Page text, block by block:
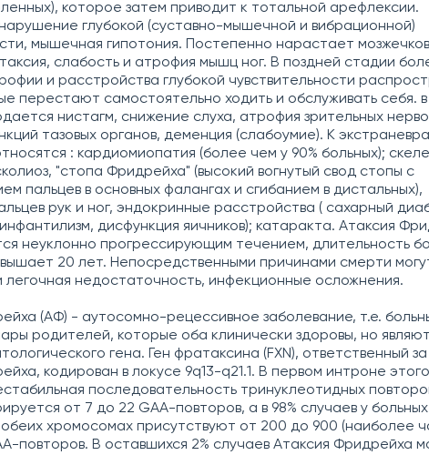
которое затем приводит к тотальной арефлексии.
глубокой (суставно-мышечной и вибрационной)
мышечная гипотония. Постепенно нарастает
слабость и атрофия мышц ног. В поздней стадии
и расстройства глубокой чувствительности
перестают самостоятельно ходить и обслуживать себя.
нистагм, снижение слуха, атрофия зрительных
тазовых органов, деменция (слабоумие). К
: кардиомиопатия (более чем у 90% больных);
"стопа Фридрейха" (высокий вогнутый свод стопы с
пальцев в основных фалангах и сгибанием в дистальных),
рук и ног, эндокринные расстройства ( сахарный
дисфункция яичников); катаракта. Атаксия
неуклонно прогрессирующим течением, длительность
20 лет. Непосредственными причинами смерти
легочная недостаточность, инфекционные осложнения.
(АФ) - аутосомно-рецессивное заболевание, т.е.
родителей, которые оба клинически здоровы, но
гена. Ген фратаксина (FXN), ответственный
кодирован в локусе 9q13-q21.1. В первом интроне
последовательность тринуклеотидных
от 7 до 22 GAA-повторов, а в 98% случаев у
хромосомах присутствуют от 200 до 900 (наиболее
повторов. В оставшихся 2% случаев Атаксия Фридрейха